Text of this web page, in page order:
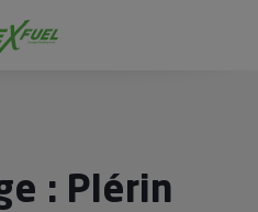
FlexFuel
: Plérin